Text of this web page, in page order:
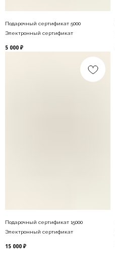
Подарочный сертификат 5000
Электронный сертификат
5 000 ₽
Подарочный сертификат 15000
Электронный сертификат
15 000 ₽